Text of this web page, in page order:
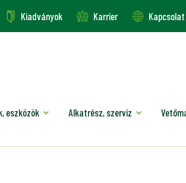
Kiadványok Karrier Kapcsolat
eszközök Alkatrész, szerviz